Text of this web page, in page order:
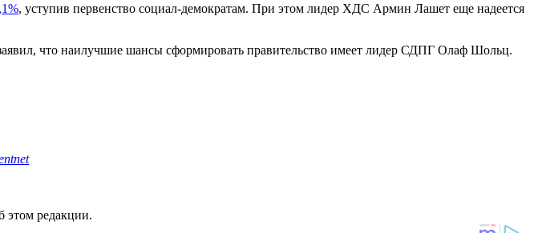
, уступив первенство социал-демократам. При этом лидер ХДС Армин Лашет еще надеется
что наилучшие шансы сформировать правительство имеет лидер СДПГ Олаф Шольц.
этом редакции.